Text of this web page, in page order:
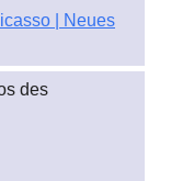
| Neues